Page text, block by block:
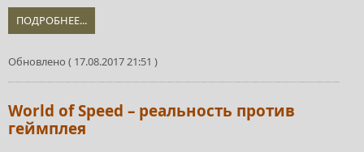
ПОДРОБНЕЕ...
Обновлено ( 17.08.2017 21:51 )
World of Speed – реальность против
геймплея